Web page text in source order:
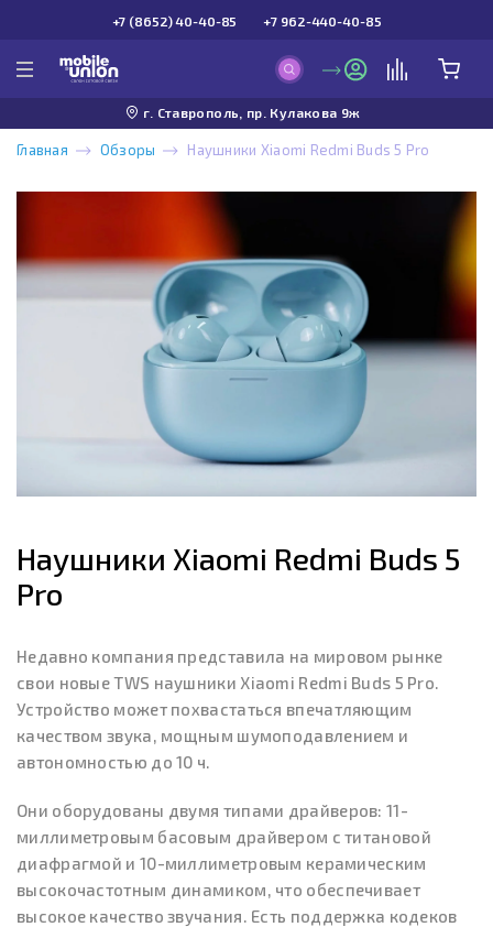
+7 (8652) 40-40-85 +7 962-440-40-85
г. Ставрополь, пр. Кулакова 9ж
Главная Обзоры Наушники Xiaomi Redmi Buds 5 Pro
Наушники Xiaomi Redmi Buds 5
Pro
Недавно компания представила на мировом рынке
свои новые TWS наушники Xiaomi Redmi Buds 5 Pro.
Устройство может похвастаться впечатляющим
качеством звука, мощным шумоподавлением и
автономностью до 10 ч.
Они оборудованы двумя типами драйверов: 11-
миллиметровым басовым драйвером с титановой
диафрагмой и 10-миллиметровым керамическим
высокочастотным динамиком, что обеспечивает
высокое качество звучания. Есть поддержка кодеков